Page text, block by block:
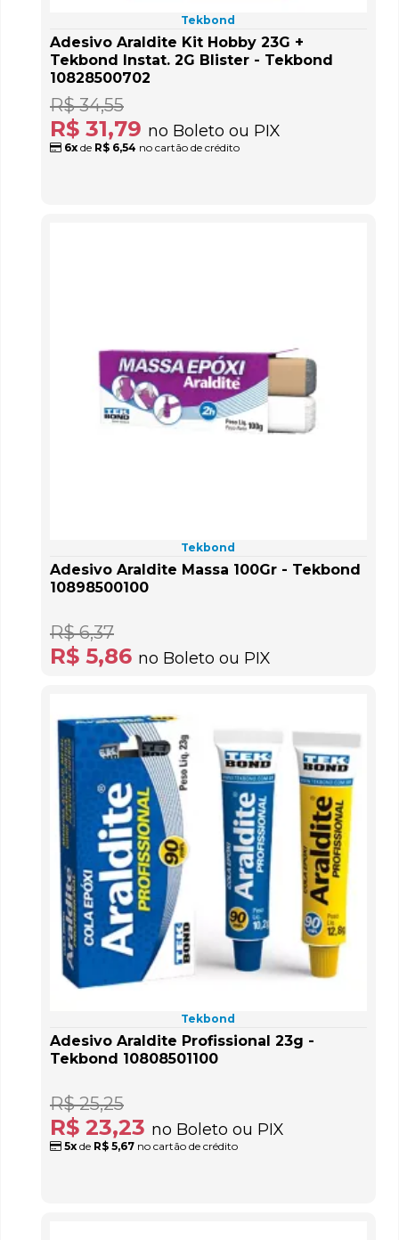
Tekbond
Adesivo Araldite Kit Hobby 23G +
Tekbond Instat. 2G Blister - Tekbond
10828500702
R$ 31,79 no Boleto ou PIX
R$ 34,55
6x de R$ 6,54 no cartão de crédito
Tekbond
Adesivo Araldite Massa 100Gr - Tekbond
10898500100
R$ 5,86 no Boleto ou PIX
R$ 6,37
Tekbond
Adesivo Araldite Profissional 23g -
Tekbond 10808501100
R$ 23,23 no Boleto ou PIX
R$ 25,25
5x de R$ 5,67 no cartão de crédito